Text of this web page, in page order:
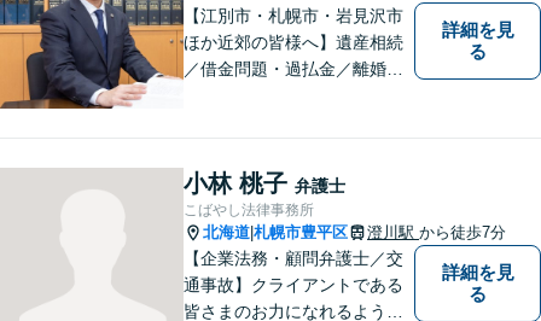
富な弁護士です。
【江別市・札幌市・岩見沢市
ほか近郊の皆様へ】遺産相続
／借金問題・過払金／離婚／
気軽にお問い合わせ下さい。
詳細を見
る
小林 桃子 弁護士
こばやし法律事務所
北海道 札幌市豊平区 澄川駅 から徒歩7分
【企業法務・顧問弁護士／交
通事故】クライアントである
皆さまのお力になれるよう全
詳細を見
る